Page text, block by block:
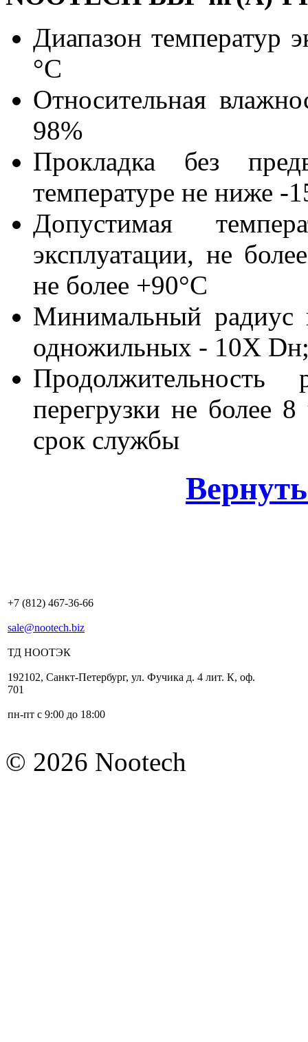
Диапазон температур
°С
Относительная
98%
Прокладка без
температуре не ниже -
Допустимая
эксплуатации, не
не более +90°С
Минимальный радиус
одножильных - 10Х
перегрузки не более
срок службы
+7 (812) 467-36-66
sale@nootech.biz
ТД НООТЭК
192102, Санкт-Петербург, ул. Фучика д. 4 лит. К, оф.
701
пн-пт с 9:00 до 18:00
© 2026 Nootech